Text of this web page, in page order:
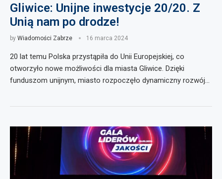
Gliwice: Unijne inwestycje 20/20. Z
Unią nam po drodze!
by Wiadomości Zabrze 16 marca 2024
20 lat temu Polska przystąpiła do Unii Europejskiej, co
otworzyło nowe możliwości dla miasta Gliwice. Dzięki
funduszom unijnym, miasto rozpoczęło dynamiczny rozwój…